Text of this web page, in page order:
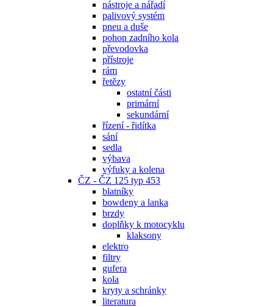
nástroje a nářadí
palivový systém
pneu a duše
pohon zadního kola
převodovka
přístroje
rám
řetězy
ostatní části
primární
sekundární
řízení - řidítka
sání
sedla
výbava
výfuky a kolena
ČZ - ČZ 125 typ 453
blatníky
bowdeny a lanka
brzdy
doplňky k motocyklu
klaksony
elektro
filtry
gufera
kola
kryty a schránky
literatura